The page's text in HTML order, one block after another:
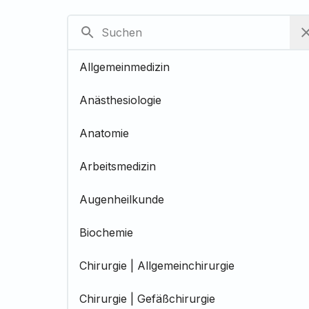
Allgemeinmedizin
Anästhesiologie
Anatomie
Arbeitsmedizin
Augenheilkunde
Biochemie
Chirurgie | Allgemeinchirurgie
Chirurgie | Gefäßchirurgie